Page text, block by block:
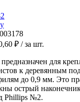
₽ / за шт.
предназначен для
к деревянным
до 0,9 мм. Это
острый
Phillips №2.